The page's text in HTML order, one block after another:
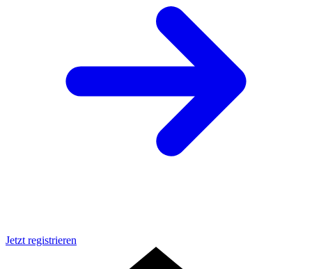
Jetzt registrieren